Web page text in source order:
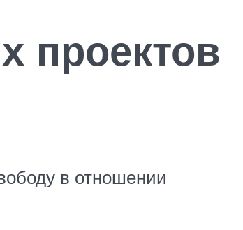
проектов
в отношении